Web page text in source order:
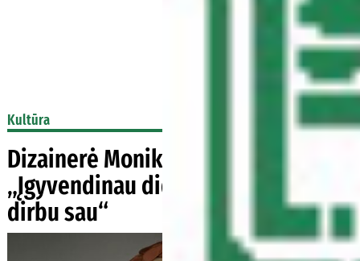
Kultūra
Dizainerė Monika Peganova:
„Įgyvendinau didžiausią svajonę –
dirbu sau“